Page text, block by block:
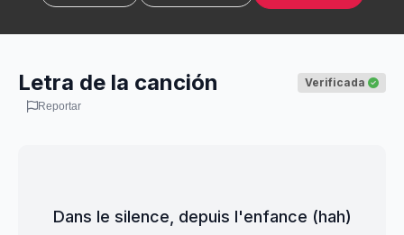
Letra de la canción Verificada
Reportar
Dans le silence, depuis l'enfance (hah)